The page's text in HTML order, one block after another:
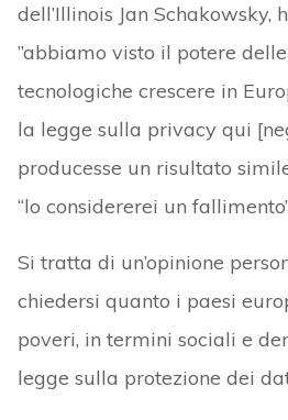
dell’Illinois Jan Schakowsky,
”abbiamo visto il potere
tecnologiche crescere in
la legge sulla privacy qui
producesse un risultato
“lo considererei un
Si tratta di un’opinione
chiedersi quanto i paesi
poveri, in termini sociali e
legge sulla protezione dei